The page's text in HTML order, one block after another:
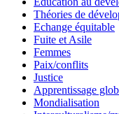
Théories de
Echange équitable
Fuite et Asile
Femmes
Paix/conflits
Justice
Apprentissage
Mondialisation